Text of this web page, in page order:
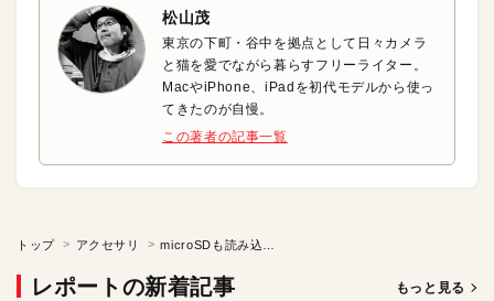
松山茂
東京の下町・谷中を拠点として日々カメラ
と猫を愛でながら暮らすフリーライター。
MacやiPhone、iPadを初代モデルから使っ
てきたのが自慢。
この著者の記事一覧
トップ アクセサリ
レポートの新着記事 もっと見る